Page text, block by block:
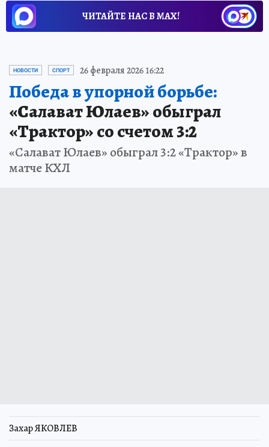
ЧИТАЙТЕ НАС В МАХ!
НОВОСТИ СПОРТ 26 февраля 2026 16:22
Победа в упорной борьбе:
«Салават Юлаев» обыграл
«Трактор» со счетом 3:2
«Салават Юлаев» обыграл 3:2 «Трактор» в
матче КХЛ
Захар ЯКОВЛЕВ